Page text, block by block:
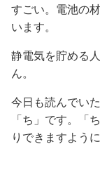
すごい。電池の
います。
静電気を貯める
ん。
今日も読んでい
「ち」です。「
りできますように